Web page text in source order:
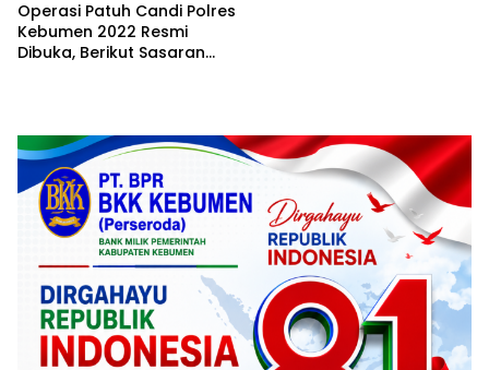
Operasi Patuh Candi Polres
Kebumen 2022 Resmi
Dibuka, Berikut Sasaran